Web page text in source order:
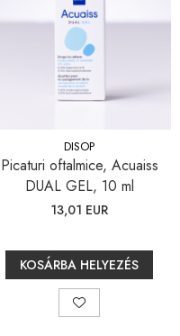
DISOP
Picaturi oftalmice, Acuaiss
DUAL GEL, 10 ml
13,01 EUR
KOSÁRBA HELYEZÉS